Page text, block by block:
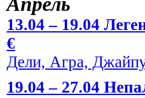
13.04 – 19.04
€
Дели, Агра,
19.04 – 27.04